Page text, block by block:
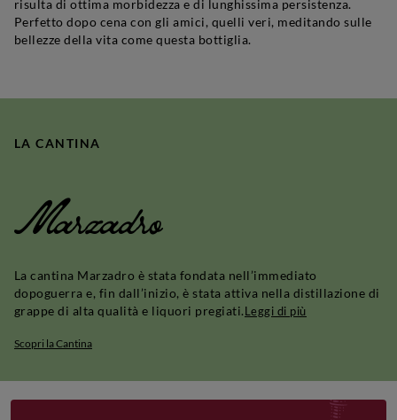
risulta di ottima morbidezza e di lunghissima persistenza.
Perfetto dopo cena con gli amici, quelli veri, meditando sulle
bellezze della vita come questa bottiglia.
LA CANTINA
Marzadro
La cantina Marzadro è stata fondata nell’immediato
dopoguerra e, fin dall’inizio, è stata attiva nella distillazione di
grappe di alta qualità e liquori pregiati.Leggi di più
Scopri la Cantina